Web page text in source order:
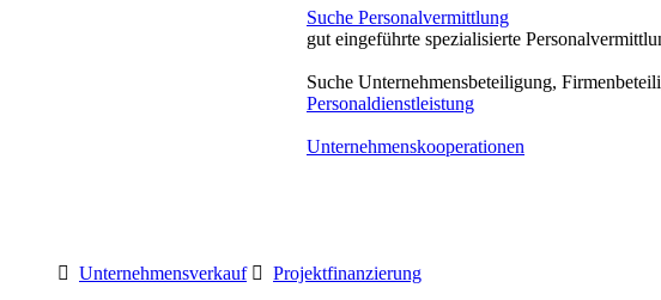
Suche Personalvermittlung
gut eingeführte spezialisierte
Suche Unternehmensbeteiligung,
Personaldienstleistung
Unternehmenskooperationen
Unternehmensverkauf
Projektfinanzierung